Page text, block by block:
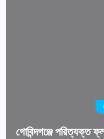
গোবিন্দগঞ্জে পরিত্যক্ত